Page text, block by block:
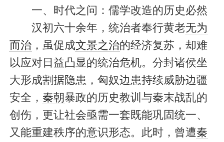
一、时代之问：儒学改造的历史必然
汉初六十余年，统治者奉行黄老无为
而治，虽促成文景之治的经济复苏，却难
以应对日益凸显的统治危机。分封诸侯坐
大形成割据隐患，匈奴边患持续威胁边疆
安全， 秦朝暴政的历史教训与秦末战乱的
创伤，更让社会亟需一套既能巩固统一、
又能重建秩序的意识形态。此时，曾遭秦